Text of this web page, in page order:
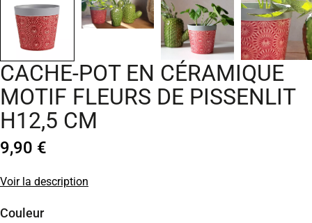
CACHE-POT EN CÉRAMIQUE
MOTIF FLEURS DE PISSENLIT
H12,5 CM
9,90 €
Voir la description
Couleur